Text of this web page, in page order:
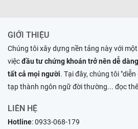
GIỚI THIỆU
Chúng tôi xây dựng nền tảng này với
việcđầu tư chứng khoán trở nên dễ
tất cả mọi người. Tại đây, chúng tôi
tạp thành ngôn ngữ đời thường... đọc
LIÊN HỆ
Hotline:0933-068-179